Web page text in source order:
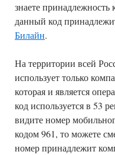
знаете принадлежность
данный код
Билайн.
На территории всей
использует только
которая и является
код используется в 53
видите номер
кодом 961, то можете
номер принадлежит